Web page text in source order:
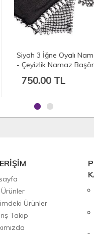
Örtüsü
-
Açık Mavi
Örtüsü -
750.00
Ürünler
Takip